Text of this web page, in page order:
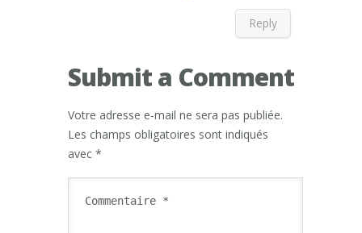
Reply
Submit a Comment
Votre adresse e-mail ne sera pas publiée.
Les champs obligatoires sont indiqués
avec *